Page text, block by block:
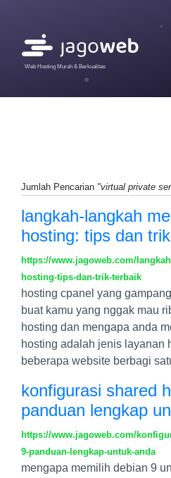
Web Hosting Murah & Berkualitas
Jumlah Pencarian "virtual private
langkah-langkah
hosting: tips dan
https://www.jagoweb.com/
hosting-tips-dan-trik-terbaik
hosting cpanel yang
buat kamu yang nggak mau
hosting dan mengapa anda
hosting adalah jenis layanan
beberapa website berbagi
konfigurasi shared
panduan lengkap
https://www.jagoweb.com/
9-panduan-lengkap-untuk-anda
mengapa memilih debian 9